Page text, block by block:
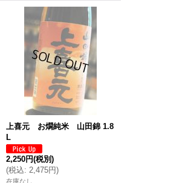
上喜元 お燗純米 山田錦 1.8
L
2,250円(税別)
(税込: 2,475円)
在庫なし